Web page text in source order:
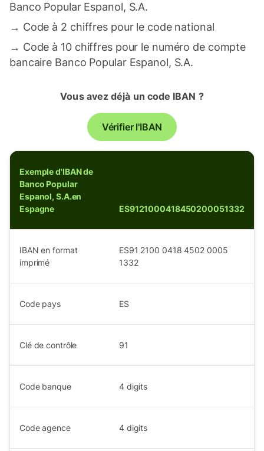
Banco Popular Espanol, S.A.
→ Code à 2 chiffres pour le code national
→ Code à 10 chiffres pour le numéro de compte
bancaire Banco Popular Espanol, S.A.
Vous avez déjà un code IBAN ?
Vérifier l'IBAN
Exemple d'IBAN de
Banco Popular
Espanol, S.A.en
Espagne
ES9121000418450200051332
IBAN en format
imprimé
ES91 2100 0418 4502 0005
1332
Code pays ES
Clé de contrôle 91
Code banque 4 digits
Code agence 4 digits